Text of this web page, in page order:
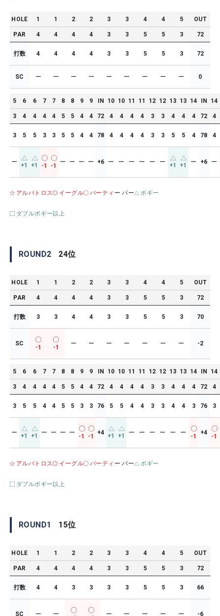
HOLE 1 1 2 2 3 3 4 4 5 OUT
PAR 4 4 4 4 3 3 5 5 3 72
打数 4 4 4 4 3 3 5 5 3 72
SC ー ー ー ー ー ー ー ー ー 0
5 6 6 7 7 8 8 9 9 IN 10 10 11 11 12 12 13 13 14 IN 14
3 4 4 4 4 5 5 4 4 72 4 4 4 4 3 3 4 4 4 72 4
3 5 5 3 3 5 5 4 4 78 4 4 4 4 3 3 5 5 4 78 4
ー +1 +1 -1 -1
ー ー ー ー +6 ー ー ー ー ー ー +1 +1 ー +6 ー
アルバトロス イーグル バーティ ー パー ボギー
ダブルボギー以上
ROUND2 24位
HOLE 1 1 2 2 3 3 4 4 5 OUT
PAR 4 4 4 4 3 3 5 5 3 72
打数 3 3 4 4 3 3 5 5 3 70
SC
-1 -1
ー ー ー ー ー ー ー -2
5 6 6 7 7 8 8 9 9 IN 10 10 11 11 12 12 13 13 14 IN 14
3 4 4 4 4 5 5 4 4 72 4 4 4 4 3 3 4 4 4 72 4
3 5 5 4 4 5 5 3 3 76 5 5 4 4 3 3 4 4 3 76 3
ー +1 +1 ー ー ー ー
-1 -1
+4 +1 +1 ー ー ー ー ー ー
-1
+4
-1
アルバトロス イーグル バーティ ー パー ボギー
ダブルボギー以上
ROUND1 15位
HOLE 1 1 2 2 3 3 4 4 5 OUT
PAR 4 4 4 4 3 3 5 5 3 72
打数 4 4 3 3 3 3 5 5 3 66
SC ー ー ー ー ー ー ー -6